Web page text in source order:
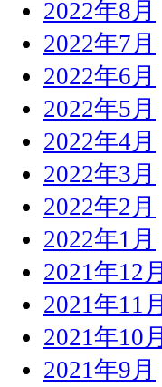
2022年8月
2022年7月
2022年6月
2022年5月
2022年4月
2022年3月
2022年2月
2022年1月
2021年12月
2021年11月
2021年10月
2021年9月